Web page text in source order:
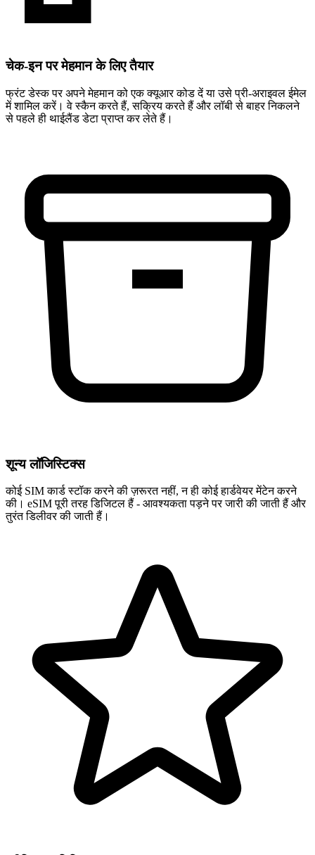
चेक-इन पर मेहमान के लिए तैयार
फ्रंट डेस्क पर अपने मेहमान को एक क्यूआर कोड दें या उसे प्री-अराइवल ईमेल
में शामिल करें। वे स्कैन करते हैं, सक्रिय करते हैं और लॉबी से बाहर निकलने
से पहले ही थाईलैंड डेटा प्राप्त कर लेते हैं।
शून्य लॉजिस्टिक्स
कोई SIM कार्ड स्टॉक करने की ज़रूरत नहीं, न ही कोई हार्डवेयर मेंटेन करने
की। eSIM पूरी तरह डिजिटल हैं - आवश्यकता पड़ने पर जारी की जाती हैं और
तुरंत डिलीवर की जाती हैं।